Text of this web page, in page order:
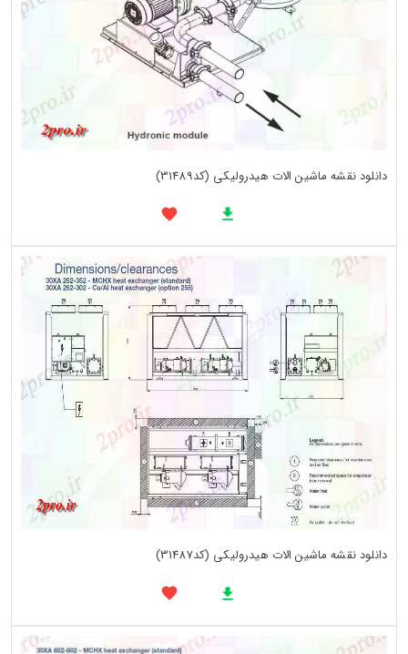
دانلود نقشه ماشین الات هیدرولیکی (کد31489)
دانلود نقشه ماشین الات هیدرولیکی (کد31487)